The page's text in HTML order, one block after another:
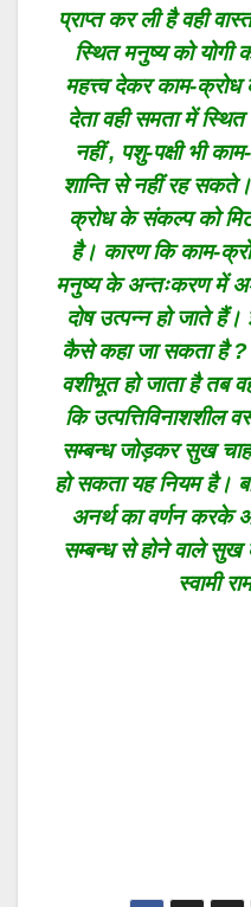
प्राप्त कर ली है वही
स्थित मनुष्य को
महत्त्व देकर काम-क्रोध
देता वही समता में
नहीं , पशु-पक्षी भी
शान्ति से नहीं रह
क्रोध के संकल्प को
है। कारण कि काम-
मनुष्य के अन्तःकरण में
दोष उत्पन्न हो जाते
कैसे कहा जा सकता है
वशीभूत हो जाता है तब
कि
सम्बन्ध जोड़कर सुख
हो सकता यह नियम है।
अनर्थ का वर्णन करके
सम्बन्ध से होने वाले सुख
स्वामी